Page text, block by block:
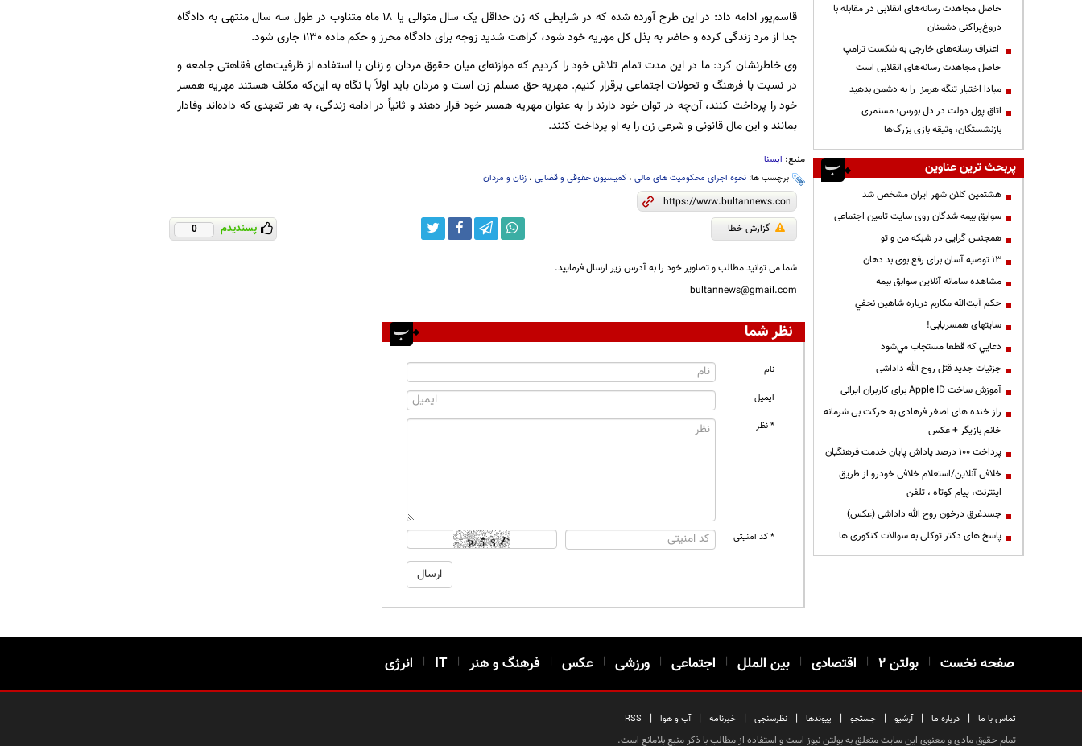
قاسم‌پور ادامه داد: در این طرح آورده شده که در شرایطی که زن حداقل یک سال متوالی یا 18 ماه متناوب در طول سه سال منتهی به دادگاه
جدا از مرد زندگی کرده و حاضر به بذل کل مهریه خود شود، کراهت شدید زوجه برای دادگاه محرز و حکم ماده 1130 جاری شود.
وی خاطرنشان کرد: ما در این مدت تمام تلاش خود را کردیم که موازنه‌ای میان حقوق مردان و زنان با استفاده از ظرفیت‌های فقاهتی جامعه و
در نسبت با فرهنگ و تحولات اجتماعی برقرار کنیم. مهریه حق مسلم زن است و مردان باید اولاً با نگاه به این‌که مکلف هستند مهریه همسر
خود را پرداخت کنند، آن‌چه در توان خود دارند را به عنوان مهریه همسر خود قرار دهند و ثانیاً در ادامه زندگی، به هر تعهدی که داده‌اند وفادار
بمانند و این مال قانونی و شرعی زن را به او پرداخت کنند.
منبع: ایسنا
برچسب ها: نحوه اجرای محکومیت های مالی، کمیسیون حقوقی و قضایی، زنان و مردان
گزارش خطا پسندیدم 0
شما می توانید مطالب و تصاویر خود را به آدرس زیر ارسال فرمایید.
bultannews@gmail.com
نظر شما
نام
ایمیل
* نظر
* کد امنیتی
حاصل مجاهدت رسانه‌های انقلابی در مقابله با
دروغ‌پراکنی دشمنان
اعتراف رسانه‌های خارجی به شکست ترامپ
حاصل مجاهدت رسانه‌های انقلابی است
مبادا اختیار تنگه هرمز را به دشمن بدهید
اتاق پول دولت در دل بورس؛ مستمری
بازنشستگان، وثیقه بازی بزرگ‌ها
پربحث ترین عناوین
هشتمین کلان شهر ایران مشخص شد
سوابق بیمه شدگان روی سایت تامین اجتماعی
همجنس گرایی در شبکه من و تو
13 توصیه آسان برای رفع بوی بد دهان
مشاهده سامانه آنلاين سوابق بیمه
حكم آيت‌الله مكارم درباره شاهين نجفي
سایتهای همسریابی!
دعايي كه قطعا مستجاب مي‌شود
جزئیات جدید قتل روح الله داداشی
آموزش ساخت Apple ID برای کاربران ایرانی
راز خنده های اصغر فرهادی به حرکت بی شرمانه
خانم بازیگر + عکس
پرداخت ۱۰۰ درصد پاداش پایان خدمت فرهنگیان
خلافی آنلاین/استعلام خلافی خودرو از طریق
اینترنت، پیام کوتاه ، تلفن
جسدغرق درخون روح الله داداشی (عکس)
پاسخ های دکتر توکلی به سوالات کنکوری ها
صفحه نخست | بولتن ۲ | اقتصادی | بین الملل | اجتماعی | ورزشی | عکس | فرهنگ و هنر |
IT
| انرژی
تماس با ما | درباره ما | آرشیو | جستجو | پیوندها | نظرسنجی | خبرنامه | آب و هوا |
RSS
تمام حقوق مادی و معنوی این سایت متعلق به بولتن نیوز است و استفاده از مطالب با ذکر منبع بلامانع است.